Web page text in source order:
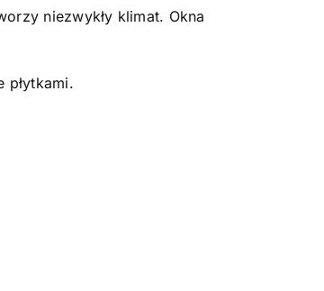
niezwykły klimat. Okna
płytkami.